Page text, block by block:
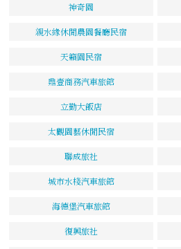
神奇園
親水緣休閒農園餐廳民宿
天籟園民宿
鼎壹商務汽車旅館
立勤大飯店
太觀園藝休閒民宿
聯成旅社
城市水棧汽車旅館
海德堡汽車旅館
復興旅社